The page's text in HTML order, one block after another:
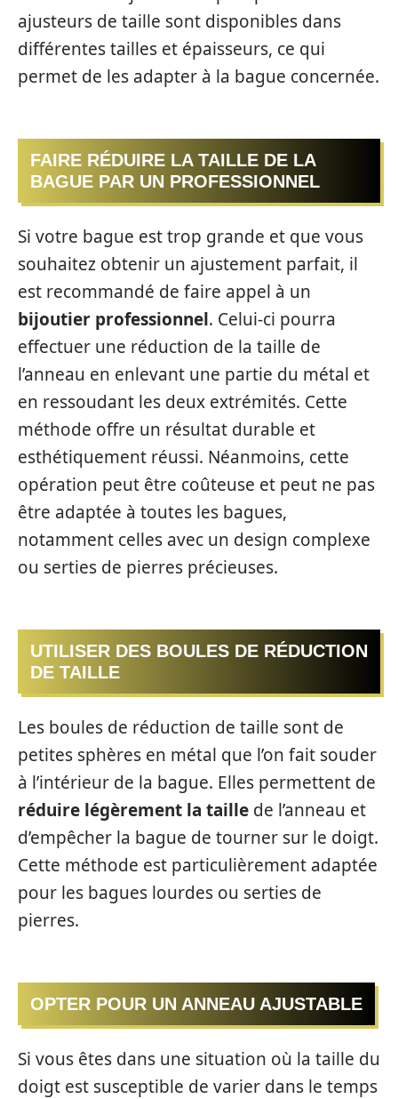
ajusteurs de taille sont disponibles dans
différentes tailles et épaisseurs, ce qui
permet de les adapter à la bague concernée.
FAIRE RÉDUIRE LA TAILLE DE LA
BAGUE PAR UN PROFESSIONNEL
Si votre bague est trop grande et que vous
souhaitez obtenir un ajustement parfait, il
est recommandé de faire appel à un
bijoutier professionnel. Celui-ci pourra
effectuer une réduction de la taille de
l’anneau en enlevant une partie du métal et
en ressoudant les deux extrémités. Cette
méthode offre un résultat durable et
esthétiquement réussi. Néanmoins, cette
opération peut être coûteuse et peut ne pas
être adaptée à toutes les bagues,
notamment celles avec un design complexe
ou serties de pierres précieuses.
UTILISER DES BOULES DE RÉDUCTION
DE TAILLE
Les boules de réduction de taille sont de
petites sphères en métal que l’on fait souder
à l’intérieur de la bague. Elles permettent de
réduire légèrement la taille de l’anneau et
d’empêcher la bague de tourner sur le doigt.
Cette méthode est particulièrement adaptée
pour les bagues lourdes ou serties de
pierres.
OPTER POUR UN ANNEAU AJUSTABLE
Si vous êtes dans une situation où la taille du
doigt est susceptible de varier dans le temps